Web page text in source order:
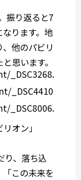
振り返ると7
ります。地
他のパビリ
思います。
オン」
り、落ち込
この未来を